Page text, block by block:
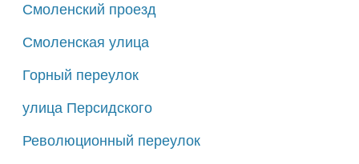
Смоленский проезд
Смоленская улица
Горный переулок
улица Персидского
Революционный переулок